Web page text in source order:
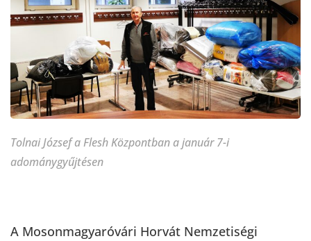
Tolnai József a Flesh Központban a január 7-i
adománygyűjtésen
A Mosonmagyaróvári Horvát Nemzetiségi